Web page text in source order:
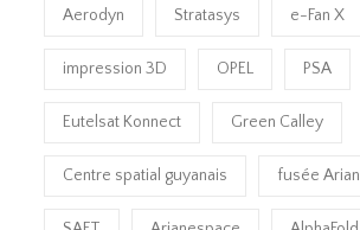
Aerodyn Stratasys e-Fan X
impression 3D OPEL PSA
Eutelsat Konnect Green Calley
Centre spatial guyanais fusée